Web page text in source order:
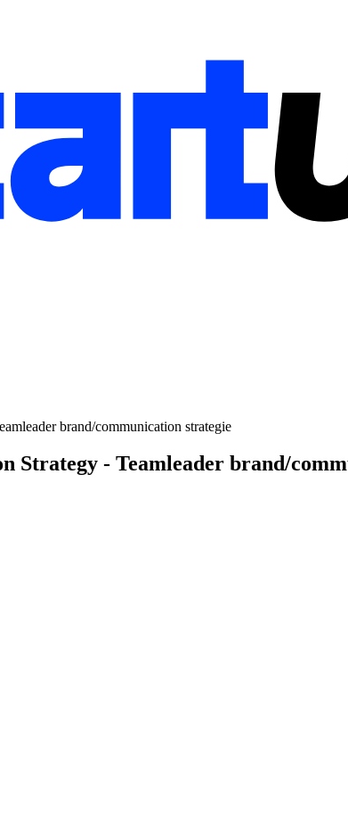
brand/communication strategie
Strategy - Teamleader brand/